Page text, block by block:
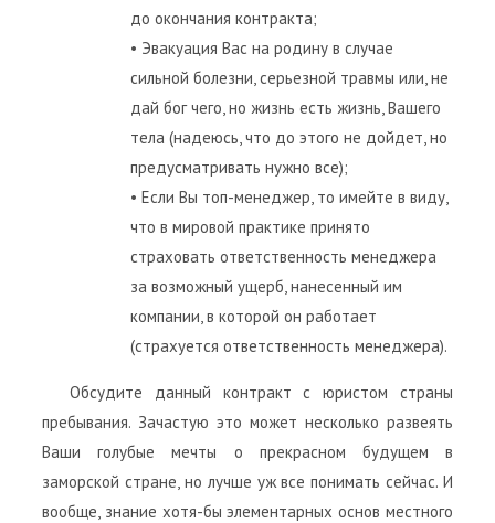
до окончания контракта;
• Эвакуация Вас на родину в случае
сильной болезни, серьезной травмы или, не
дай бог чего, но жизнь есть жизнь, Вашего
тела (надеюсь, что до этого не дойдет, но
предусматривать нужно все);
• Если Вы топ-менеджер, то имейте в виду,
что в мировой практике принято
страховать ответственность менеджера
за возможный ущерб, нанесенный им
компании, в которой он работает
(страхуется ответственность менеджера).
Обсудите данный контракт с юристом страны
пребывания. Зачастую это может несколько развеять
Ваши голубые мечты о прекрасном будущем в
заморской стране, но лучше уж все понимать сейчас. И
вообще, знание хотя-бы элементарных основ местного